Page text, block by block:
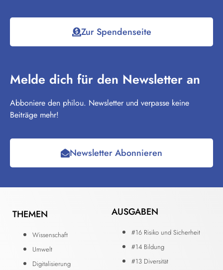
Zur Spendenseite
Melde dich für den Newsletter an
Abboniere den philou. Newsletter und verpasse keine
Beiträge mehr!
Newsletter Abonnieren
THEMEN
Wissenschaft
Umwelt
Digitalisierung
AUSGABEN
#16 Risiko und Sicherheit
#14 Bildung
#13 Diversität